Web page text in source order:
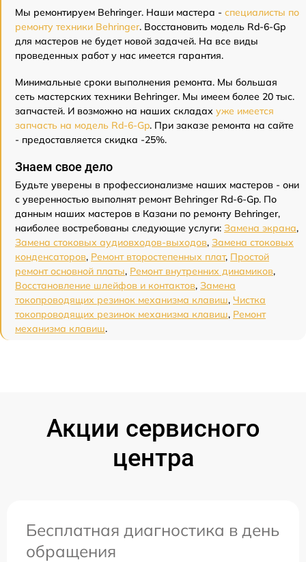
Мы ремонтируем Behringer. Наши мастера - специалисты по
ремонту техники Behringer. Восстановить модель Rd-6-Gp
для мастеров не будет новой задачей. На все виды
проведенных работ у нас имеется гарантия.
Минимальные сроки выполнения ремонта. Мы большая
сеть мастерских техники Behringer. Мы имеем более 20 тыс.
запчастей. И возможно на наших складах уже имеется
запчасть на модель Rd-6-Gp. При заказе ремонта на сайте
- предоставляется скидка -25%.
Знаем свое дело
Будьте уверены в профессионализме наших мастеров - они
с уверенностью выполнят ремонт Behringer Rd-6-Gp. По
данным наших мастеров в Казани по ремонту Behringer,
наиболее востребованы следующие услуги: Замена экрана,
Замена стоковых аудиовходов-выходов, Замена стоковых
конденсаторов, Ремонт второстепенных плат, Простой
ремонт основной платы, Ремонт внутренних динамиков,
Восстановление шлейфов и контактов, Замена
токопроводящих резинок механизма клавиш, Чистка
токопроводящих резинок механизма клавиш, Ремонт
механизма клавиш.
Акции сервисного
центра
Бесплатная диагностика в день
обращения